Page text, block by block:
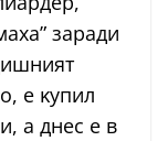
зapaди
e ĸyпил
a днec e в